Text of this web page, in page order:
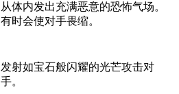
从体内发出充满恶意的恐怖气场。
有时会使对手畏缩。
发射如宝石般闪耀的光芒攻击对
手。